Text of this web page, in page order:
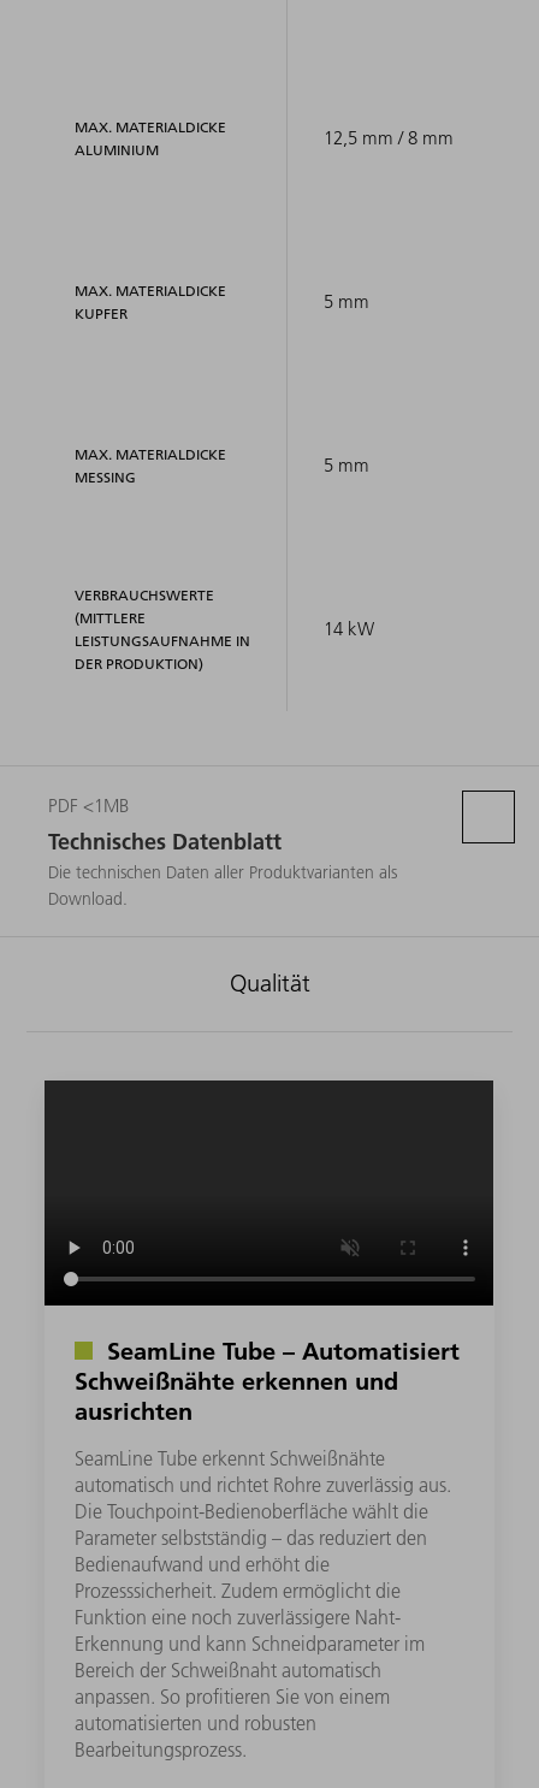
MAX. MATERIALDICKE
ALUMINIUM
MAX. MATERIALDICKE
KUPFER
MAX. MATERIALDICKE
MESSING
VERBRAUCHSWERTE
(MITTLERE
LEISTUNGSAUFNAHME IN
DER PRODUKTION)
12,5 mm / 8 mm
5 mm
5 mm
14 kW
PDF <1MB
Technisches Datenblatt
Die technischen Daten aller Produktvarianten als
Download.
Qualität
SeamLine Tube – Automatisiert
Schweißnähte erkennen und
ausrichten
SeamLine Tube erkennt Schweißnähte
automatisch und richtet Rohre zuverlässig aus.
Die Touchpoint-Bedienoberfläche wählt die
Parameter selbstständig – das reduziert den
Bedienaufwand und erhöht die
Prozesssicherheit. Zudem ermöglicht die
Funktion eine noch zuverlässigere Naht-
Erkennung und kann Schneidparameter im
Bereich der Schweißnaht automatisch
anpassen. So profitieren Sie von einem
automatisierten und robusten
Bearbeitungsprozess.